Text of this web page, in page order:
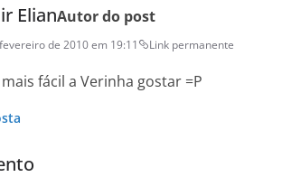
ElianAutor do post
de 2010 em 19:11 Link permanente
fácil a Verinha gostar =P